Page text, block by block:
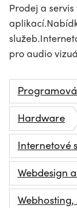
Prodej a
pro audio
Hardware
Internetové
Webdesign